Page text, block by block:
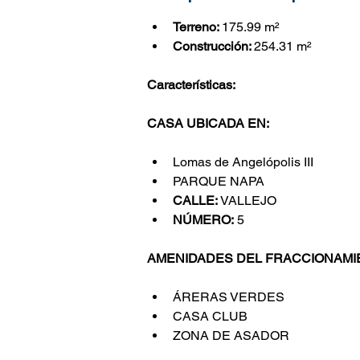
Terreno: 175.99 m²
Construcción: 254.31 m²
Características:
CASA UBICADA EN:
Lomas de Angelópolis III
PARQUE NAPA
CALLE: VALLEJO
NÚMERO: 5
AMENIDADES DEL
ÁRERAS VERDES
CASA CLUB
ZONA DE ASADOR